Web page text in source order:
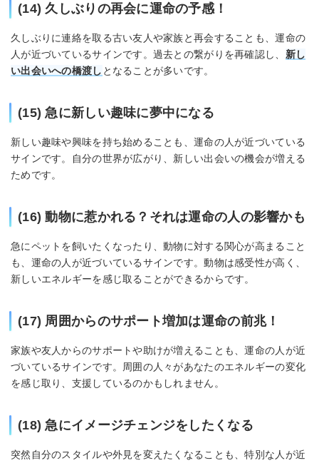
(14) 久しぶりの再会に運命の予感！
久しぶりに連絡を取る古い友人や家族と再会することも、運命の
人が近づいているサインです。過去との繋がりを再確認し、 新し
い出会いへの橋渡し となることが多いです。
(15) 急に新しい趣味に夢中になる
新しい趣味や興味を持ち始めることも、運命の人が近づいている
サインです。自分の世界が広がり、新しい出会いの機会が増える
ためです。
(16) 動物に惹かれる？それは運命の人の影響かも
急にペットを飼いたくなったり、動物に対する関心が高まること
も、運命の人が近づいているサインです。動物は感受性が高く、
新しいエネルギーを感じ取ることができるからです。
(17) 周囲からのサポート増加は運命の前兆！
家族や友人からのサポートや助けが増えることも、運命の人が近
づいているサインです。周囲の人々があなたのエネルギーの変化
を感じ取り、支援しているのかもしれません。
(18) 急にイメージチェンジをしたくなる
突然自分のスタイルや外見を変えたくなることも、特別な人が近